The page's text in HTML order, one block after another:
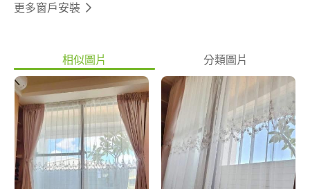
更多窗戶安裝
相似圖片 分類圖片